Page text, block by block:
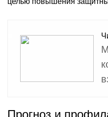
Прогноз и